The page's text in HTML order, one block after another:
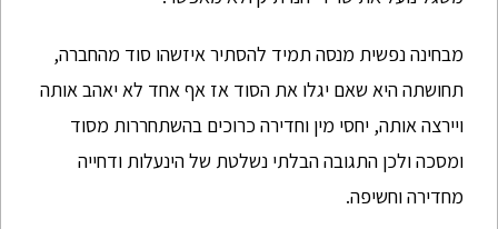
מבחינה נפשית מנסה תמיד להסתיר איזשהו סוד מהחברה,
תחושתה היא שאם יגלו את הסוד אז אף אחד לא יאהב אותה
ויירצה אותה, יחסי מין וחדירה כרוכים בהשתחררות מסוד
ומסכה ולכן התגובה הבלתי נשלטת של הינעלות ודחייה
מחדירה וחשיפה.